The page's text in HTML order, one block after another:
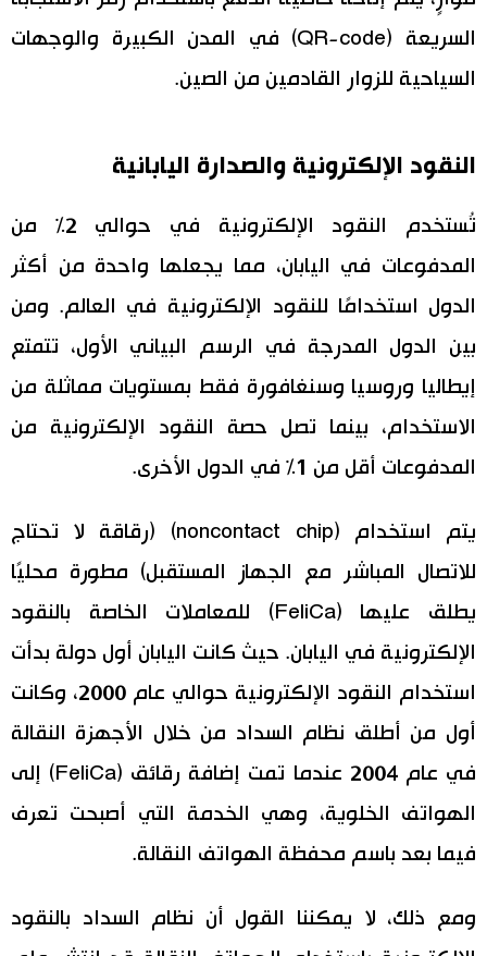
السريعة (QR-code) في المدن الكبيرة والوجهات
السياحية للزوار القادمين من الصين.
النقود الإلكترونية والصدارة اليابانية
تُستخدم النقود الإلكترونية في حوالي 2% من
المدفوعات في اليابان، مما يجعلها واحدة من أكثر
الدول استخدامًا للنقود الإلكترونية في العالم. ومن
بين الدول المدرجة في الرسم البياني الأول، تتمتع
إيطاليا وروسيا وسنغافورة فقط بمستويات مماثلة من
الاستخدام، بينما تصل حصة النقود الإلكترونية من
المدفوعات أقل من 1% في الدول الأخرى.
يتم استخدام (noncontact chip) (رقاقة لا تحتاج
للاتصال المباشر مع الجهاز المستقبل) مطورة محليًا
يطلق عليها (FeliCa) للمعاملات الخاصة بالنقود
الإلكترونية في اليابان. حيث كانت اليابان أول دولة بدأت
استخدام النقود الإلكترونية حوالي عام 2000، وكانت
أول من أطلق نظام السداد من خلال الأجهزة النقالة
في عام 2004 عندما تمت إضافة رقائق (FeliCa) إلى
الهواتف الخلوية، وهي الخدمة التي أصبحت تعرف
فيما بعد باسم محفظة الهواتف النقالة.
ومع ذلك، لا يمكننا القول أن نظام السداد بالنقود